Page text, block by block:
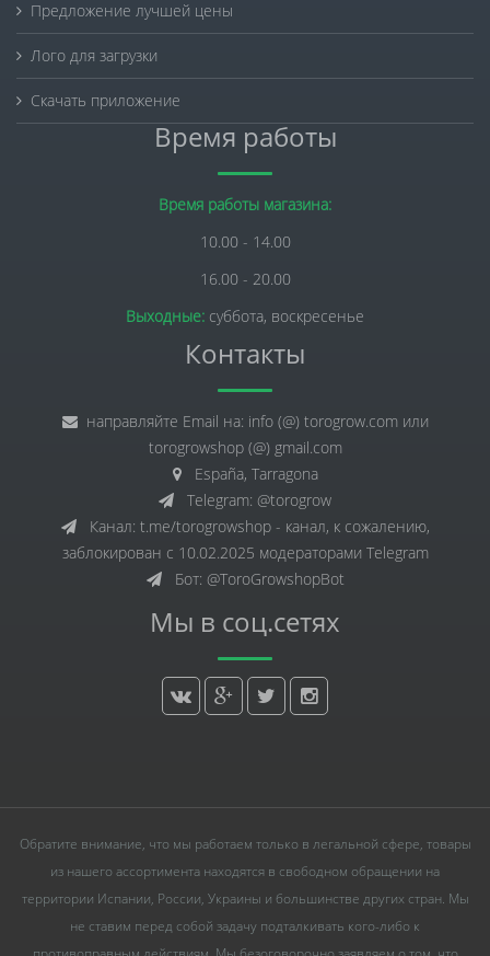
Предложение лучшей цены
Лого для загрузки
Скачать приложение
Время работы
Время работы магазина:
10.00 - 14.00
16.00 - 20.00
Выходные: суббота, воскресенье
Контакты
направляйте Email на: info (@) torogrow.com или
torogrowshop (@) gmail.com
España, Tarragona
Telegram: @torogrow
Канал: t.me/torogrowshop - канал, к сожалению,
заблокирован с 10.02.2025 модераторами Telegram
Бот: @ToroGrowshopBot
Мы в соц.сетях
Обратите внимание, что мы работаем только в легальной сфере, товары
из нашего ассортимента находятся в свободном обращении на
территории Испании, России, Украины и большинстве других стран. Мы
не ставим перед собой задачу подталкивать кого-либо к